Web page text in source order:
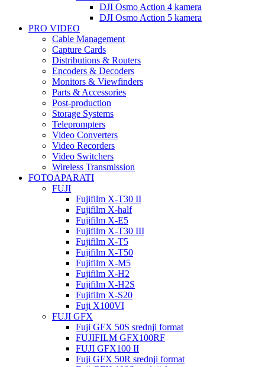
DJI Osmo Action 4 kamera
DJI Osmo Action 5 kamera
PRO VIDEO
Cable Management
Capture Cards
Distributions & Routers
Encoders & Decoders
Monitors & Viewfinders
Parts & Accessories
Post-production
Storage Systems
Teleprompters
Video Converters
Video Recorders
Video Switchers
Wireless Transmission
FOTOAPARATI
FUJI
Fujifilm X-T30 II
Fujifilm X-half
Fujifilm X-E5
Fujifilm X-T30 III
Fujifilm X-T5
Fujifilm X-T50
Fujifilm X-M5
Fujifilm X-H2
Fujifilm X-H2S
Fujifilm X-S20
Fuji X100VI
FUJI GFX
Fuji GFX 50S srednji format
FUJIFILM GFX100RF
FUJI GFX100 II
Fuji GFX 50R srednji format